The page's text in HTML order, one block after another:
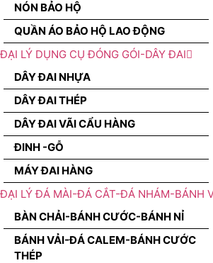
NÓN BẢO HỘ
QUẦN ÁO BẢO HỘ LAO ĐỘNG
ĐẠI LÝ DỤNG CỤ ĐÓNG GÓI-DÂY ĐAI
DÂY ĐAI NHỰA
DÂY ĐAI THÉP
DÂY ĐAI VÃI CẨU HÀNG
ĐINH -GỖ
MÁY ĐAI HÀNG
ĐẠI LÝ ĐÁ MÀI-ĐÁ CẮT-ĐÁ NHÁM-BÁNH
BÀN CHẢI-BÁNH CƯỚC-BÁNH NỈ
BÁNH VẢI-ĐÁ CALEM-BÁNH CƯỚC
THÉP